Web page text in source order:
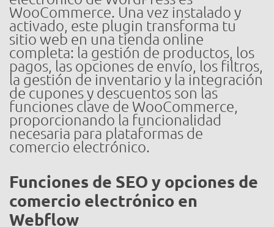
WooCommerce. Una vez instalado y
activado, este plugin transforma tu
sitio web en una tienda online
completa: la gestión de productos, los
pagos, las opciones de envío, los filtros,
la gestión de inventario y la integración
de cupones y descuentos son las
funciones clave de WooCommerce,
proporcionando la funcionalidad
necesaria para plataformas de
comercio electrónico.
Funciones de SEO y opciones de
comercio electrónico en
Webflow